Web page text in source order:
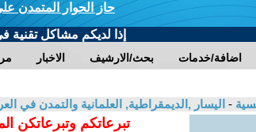
حاز الحوار المتمدن
إذا لديكم مشاكل تقنية
الاخبار بحث/الارشيف اضافة/خدمات
- اليسار ,الديمقراطية, العلمانية والتمدن في
تبرعاتكم وتبرعاتكن